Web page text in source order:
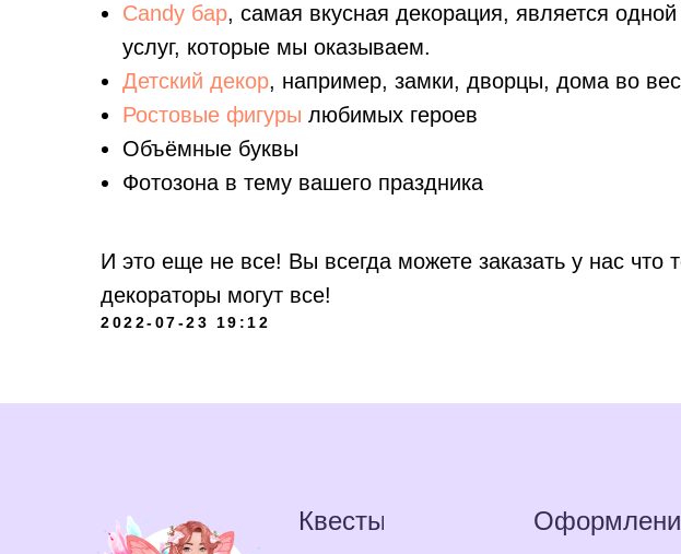
Candy бар, самая вкусная декорация, является
услуг, которые мы оказываем.
Детский декор, например, замки, дворцы, дома во
Ростовые фигуры любимых героев
Объёмные буквы
Фотозона в тему вашего праздника
И это еще не все! Вы всегда можете заказать у нас что
декораторы могут все!
2022-07-23 19:12
Квесты